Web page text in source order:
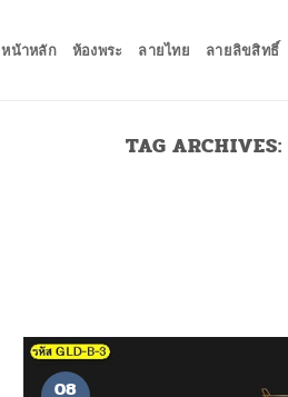
หน้าหลัก ห้องพระ ลายไทย ลายลิขสิทธิ์
TAG ARCHIVES:
08